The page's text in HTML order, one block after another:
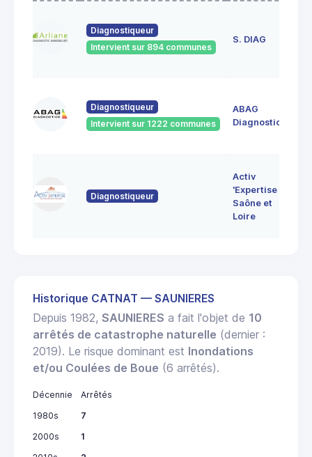
Diagnostiqueur
Intervient sur 894 communes
S. DIAG
Diagnostiqueur
Intervient sur 1222 communes
ABAG
Diagnostics
Diagnostiqueur
Activ
'Expertise
Saône et
Loire
Historique CATNAT — SAUNIERES
Depuis 1982, SAUNIERES a fait l'objet de 10
arrêtés de catastrophe naturelle (dernier :
2019). Le risque dominant est Inondations
et/ou Coulées de Boue (6 arrêtés).
Décennie
Arrêtés
1980s
7
2000s
1